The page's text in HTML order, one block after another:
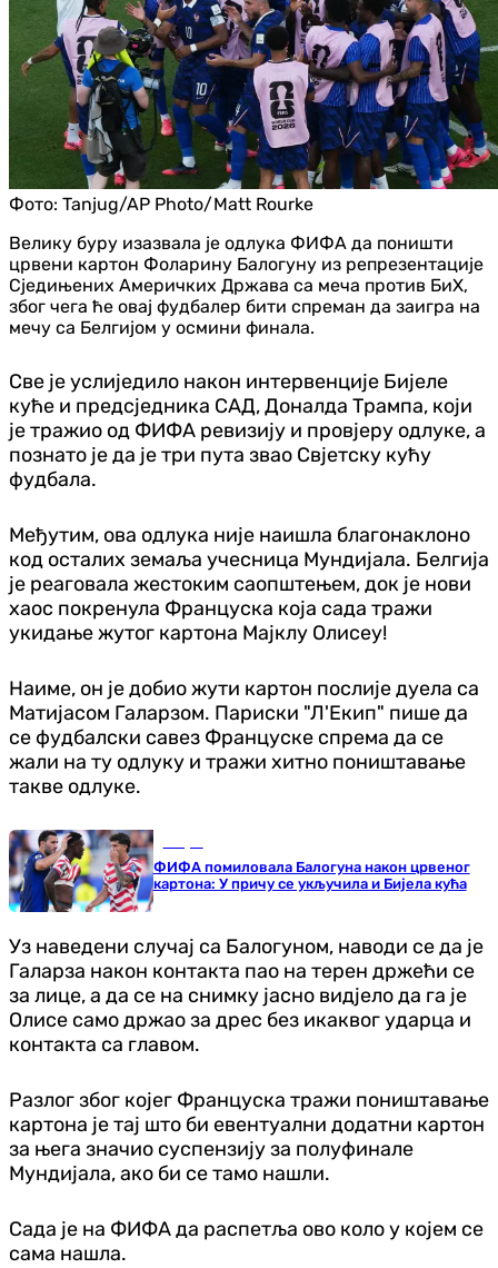
Фото: Tanjug/AP Photo/Matt Rourke
Велику буру изазвала је одлука ФИФА да поништи
црвени картон Фоларину Балогуну из репрезентације
Сједињених Америчких Држава са меча против БиХ,
због чега ће овај фудбалер бити спреман да заигра на
мечу са Белгијом у осмини финала.
Све је услиједило након интервенције Бијеле
куће и предсједника САД, Доналда Трампа, који
је тражио од ФИФА ревизију и провјеру одлуке, а
познато је да је три пута звао Свјетску кућу
фудбала.
Међутим, ова одлука није наишла благонаклоно
код осталих земаља учесница Мундијала. Белгија
је реаговала жестоким саопштењем, док је нови
хаос покренула Француска која сада тражи
укидање жутог картона Мајклу Олисеу!
Наиме, он је добио жути картон послије дуела са
Матијасом Галарзом. Париски "Л'Екип" пише да
се фудбалски савез Француске спрема да се
жали на ту одлуку и тражи хитно поништавање
такве одлуке.
ФИФА помиловала Балогунa након црвеног
картона: У причу се укључила и Бијела кућа
Уз наведени случај са Балогуном, наводи се да је
Галарза након контакта пао на терен држећи се
за лице, а да се на снимку јасно видјело да га је
Олисе само држао за дрес без икаквог ударца и
контакта са главом.
Разлог због којег Француска тражи поништавање
картона је тај што би евентуални додатни картон
за њега значио суспензију за полуфинале
Мундијала, ако би се тамо нашли.
Сада је на ФИФА да распетља ово коло у којем се
сама нашла.